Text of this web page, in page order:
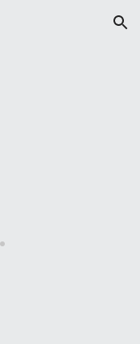
Skip to navigation